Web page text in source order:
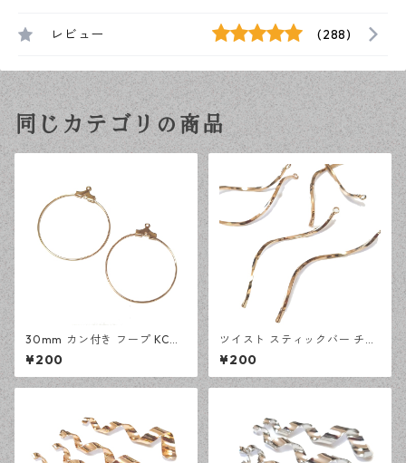
レビュー (288)
同じカテゴリの商品
30mm カン付き フープ KCゴ
ールド 10ピース つりさげパー
ツ アクセサリーパーツ デザイ
ンパーツ 【en工房】
¥200
ツイスト スティックバー チャ
ーム KCゴールド 10ピース カ
ン付きチャーム ハンドメイド
資材 【en工房】
¥200